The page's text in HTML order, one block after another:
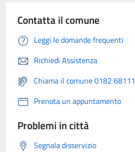
Contatta il comune
Leggi le domande frequenti
Richiedi Assistenza
Chiama il comune 0182 68111
Prenota un appuntamento
Problemi in città
Segnala disservizio